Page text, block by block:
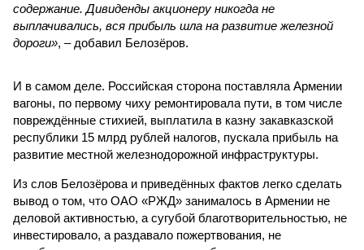
содержание. Дивиденды акционеру никогда не
выплачивались, вся прибыль шла на развитие железной
дороги», – добавил Белозёров.
И в самом деле. Российская сторона поставляла Армении
вагоны, по первому чиху ремонтировала пути, в том числе
повреждённые стихией, выплатила в казну закавказской
республики 15 млрд рублей налогов, пускала прибыль на
развитие местной железнодорожной инфраструктуры.
Из слов Белозёрова и приведённых фактов легко сделать
вывод о том, что ОАО «РЖД» занималось в Армении не
деловой активностью, а сугубой благотворительностью, не
инвестировало, а раздавало пожертвования, не